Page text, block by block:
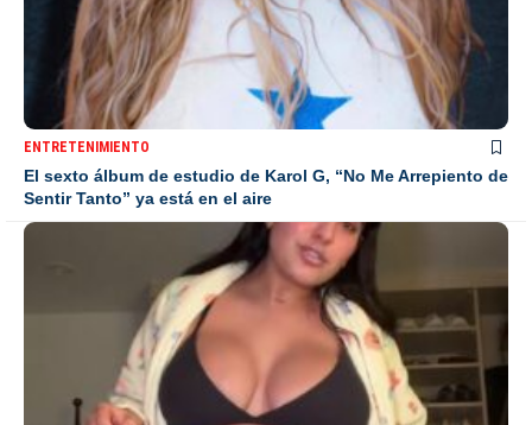
ENTRETENIMIENTO
El sexto álbum de estudio de Karol G, “No Me Arrepiento de
Sentir Tanto” ya está en el aire